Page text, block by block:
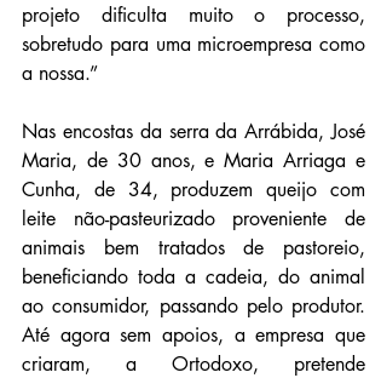
projeto dificulta muito o processo,
sobretudo para uma microempresa como
a nossa.”
Nas encostas da serra da Arrábida, José
Maria, de 30 anos, e Maria Arria­ga e
Cunha, de 34, produzem queijo com
leite não-pasteurizado proveniente de
animais bem tratados de pastoreio,
beneficiando toda a cadeia, do animal
ao consumidor, passando pelo produtor.
Até agora sem apoios, a empresa que
criaram, a Ortodoxo, pretende